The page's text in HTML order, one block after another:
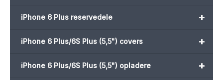
+
iPhone 6 Plus reservedele
+
iPhone 6 Plus/6S Plus (5,5") covers
+
iPhone 6 Plus/6S Plus (5,5") opladere